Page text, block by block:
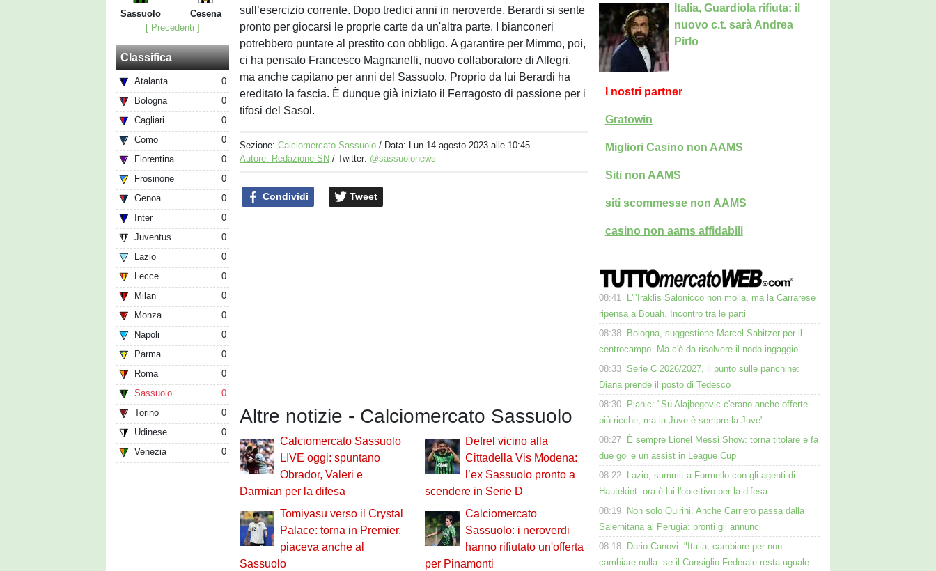
Sassuolo
Cesena
[ Precedenti ]
Classifica
Atalanta
0
Bologna
0
Cagliari
0
Como
0
Fiorentina
0
Frosinone
0
Genoa
0
Inter
0
Juventus
0
Lazio
0
Lecce
0
Milan
0
Monza
0
Napoli
0
Parma
0
Roma
0
Sassuolo
0
Torino
0
Udinese
0
Venezia
0
sull’esercizio corrente. Dopo tredici anni in neroverde, Berardi si sente
pronto per giocarsi le proprie carte da un'altra parte. I bianconeri
potrebbero puntare al prestito con obbligo. A garantire per Mimmo, poi,
ci ha pensato Francesco Magnanelli, nuovo collaboratore di Allegri,
ma anche capitano per anni del Sassuolo. Proprio da lui Berardi ha
ereditato la fascia. È dunque già iniziato il Ferragosto di passione per i
tifosi del Sasol.
Sezione:Calciomercato Sassuolo / Data: Lun 14 agosto 2023 alle 10:45
Autore: Redazione SN / Twitter: @sassuolonews
Condividi Tweet
Altre notizie - Calciomercato Sassuolo
Calciomercato Sassuolo
LIVE oggi: spuntano
Obrador, Valeri e
Darmian per la difesa
Defrel vicino alla
Cittadella Vis Modena:
l’ex Sassuolo pronto a
scendere in Serie D
Tomiyasu verso il Crystal
Palace: torna in Premier,
piaceva anche al
Sassuolo
Calciomercato
Sassuolo: i neroverdi
hanno rifiutato un'offerta
per Pinamonti
Italia, Guardiola rifiuta: il
nuovo c.t. sarà Andrea
Pirlo
I nostri partner
Gratowin
Migliori Casino non AAMS
Siti non AAMS
siti scommesse non AAMS
casino non aams affidabili
08:41
L'l’Iraklis Salonicco non molla, ma la Carrarese
ripensa a Bouah. Incontro tra le parti
08:38
Bologna, suggestione Marcel Sabitzer per il
centrocampo. Ma c'è da risolvere il nodo ingaggio
08:33 Serie C 2026/2027, il punto sulle panchine:
Diana prende il posto di Tedesco
08:30
Pjanic: "Su Alajbegovic c'erano anche offerte
più ricche, ma la Juve è sempre la Juve"
08:27
È sempre Lionel Messi Show: torna titolare e fa
due gol e un assist in League Cup
08:22
Lazio, summit a Formello con gli agenti di
Hautekiet: ora è lui l'obiettivo per la difesa
08:19
Non solo Quirini. Anche Carriero passa dalla
Salernitana al Perugia: pronti gli annunci
08:18
Dario Canovi: "Italia, cambiare per non
cambiare nulla: se il Consiglio Federale resta uguale